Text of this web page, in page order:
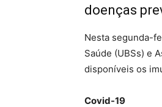
doenças
Nesta segunda-
Saúde (UBSs) e
disponíveis os
Covid-19